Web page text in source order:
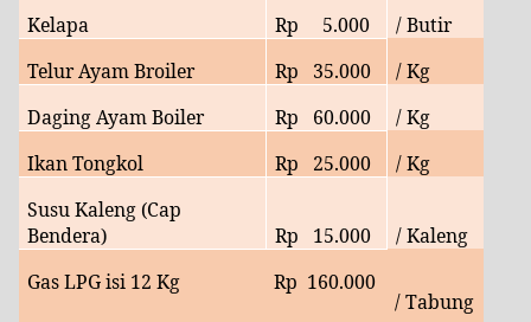
Kelapa
Rp 5.000
/ Butir
Telur Ayam Broiler
Rp 35.000
/ Kg
Daging Ayam Boiler
Rp 60.000
/ Kg
Ikan Tongkol
Rp 25.000
/ Kg
Susu Kaleng (Cap
Bendera)
Rp 15.000
/ Kaleng
Gas LPG isi 12 Kg
Rp 160.000
/ Tabung